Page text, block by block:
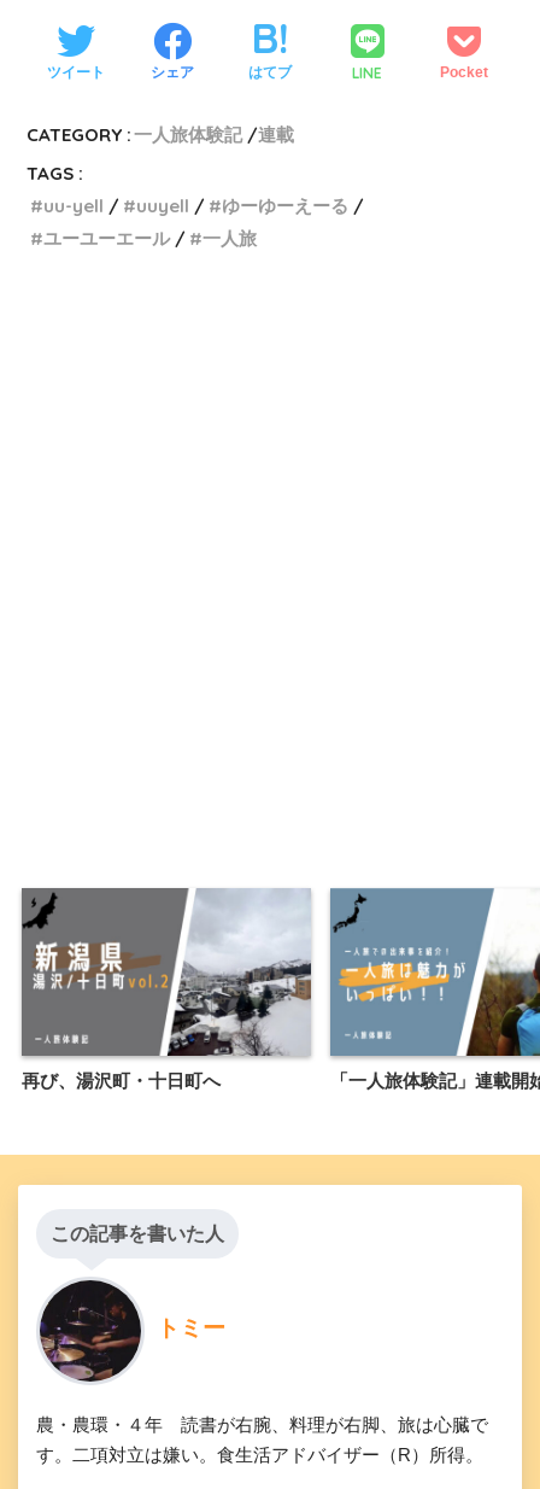
ツイート シェア はてブ LINE Pocket
CATEGORY :一人旅体験記
連載
TAGS :
uu-yell
uuyell
ゆーゆーえーる
ユーユーエール
一人旅
再び、湯沢町・十日町へ 「一人旅体験記」連載開
この記事を書いた人
トミー
農・農環・４年 読書が右腕、料理が右脚、旅は心臓で
す。二項対立は嫌い。食生活アドバイザー（R）所得。